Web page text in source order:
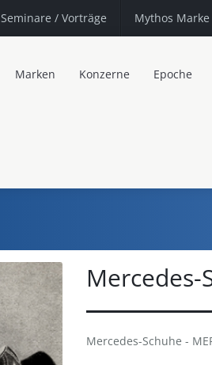
Seminare / Vorträge Mythos Marke
Marken Konzerne Epoche
Mercedes-
Mercedes-Schuhe -